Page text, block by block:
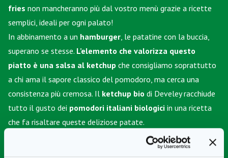
fries non mancheranno più dal vostro menù grazie a ricette
semplici, ideali per ogni palato!
In abbinamento a un hamburger, le patatine con la buccia,
superano se stesse. L’elemento che valorizza questo
piatto è una salsa al ketchup che consigliamo soprattutto
a chi ama il sapore classico del pomodoro, ma cerca una
consistenza più cremosa. Il ketchup bio di Develey racchiude
tutto il gusto dei pomodori italiani biologici in una ricetta
che fa risaltare queste deliziose patate.